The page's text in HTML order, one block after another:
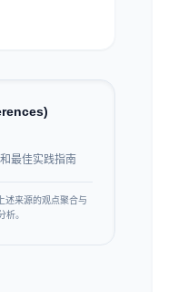
最佳实践指南
述来源的观点聚合与
析。